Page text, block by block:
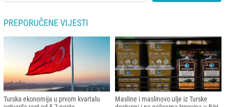
PREPORUČENE VIJESTI
Turska ekonomija u prvom kvartalu
Masline i maslinovo ulje iz Turske